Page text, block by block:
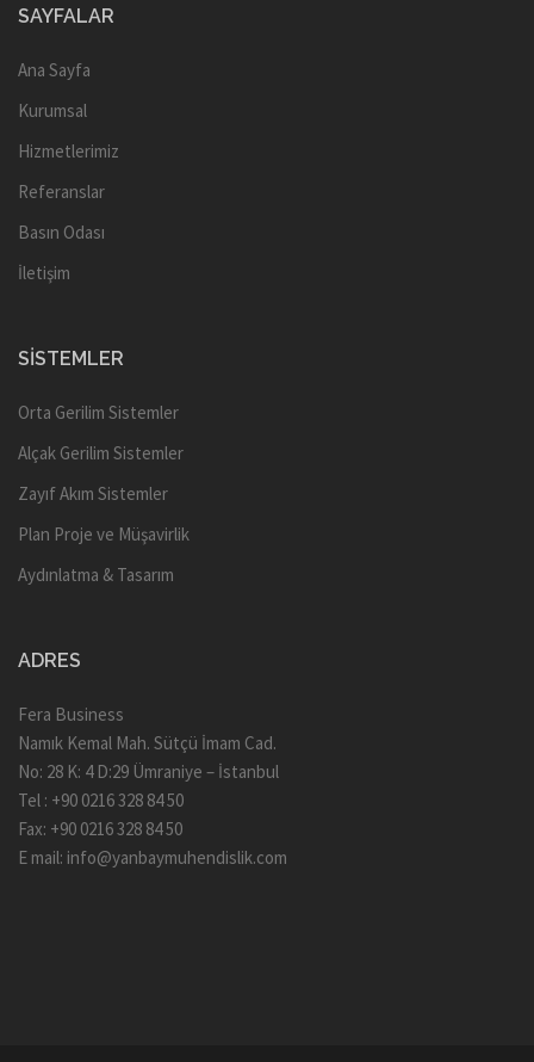
SAYFALAR
Ana Sayfa
Kurumsal
Hizmetlerimiz
Referanslar
Basın Odası
İletişim
SISTEMLER
Orta Gerilim Sistemler
Alçak Gerilim Sistemler
Zayıf Akım Sistemler
Plan Proje ve Müşavirlik
Aydınlatma & Tasarım
ADRES
Fera Business
Namık Kemal Mah. Sütçü İmam Cad.
No: 28 K: 4 D:29 Ümraniye – İstanbul
Tel : +90 0216 328 84 50
Fax: +90 0216 328 84 50
E mail: info@yanbaymuhendislik.com